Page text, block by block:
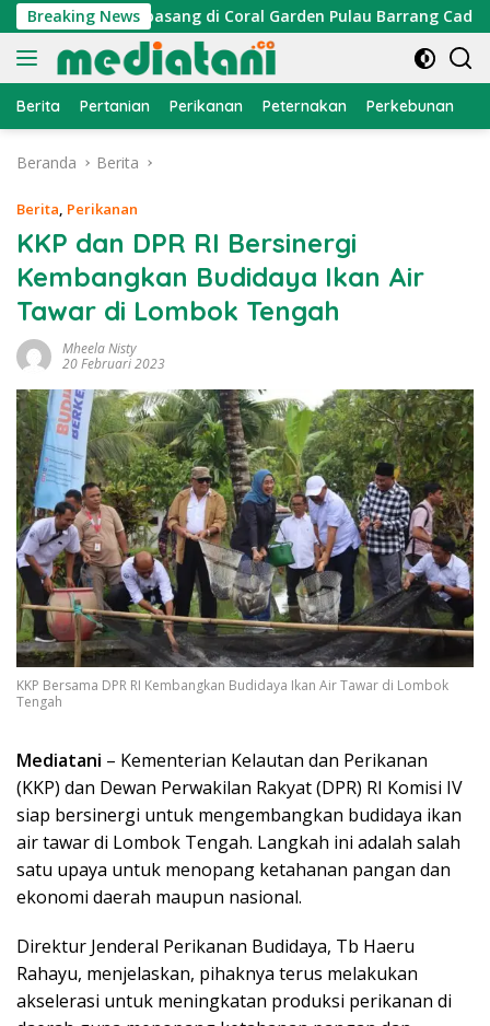
Langsung
ke
konten
Breaking News
Dipasang di Coral Garden Pulau Barrang Caddi
Berita Pertanian Perikanan Peternakan Perkebunan
Beranda Berita
Berita, Perikanan
KKP dan DPR RI Bersinergi
Kembangkan Budidaya Ikan Air
Tawar di Lombok Tengah
Mheela Nisty
20 Februari 2023
KKP Bersama DPR RI Kembangkan Budidaya Ikan Air Tawar di Lombok
Tengah
Mediatani – Kementerian Kelautan dan Perikanan
(KKP) dan Dewan Perwakilan Rakyat (DPR) RI Komisi IV
siap bersinergi untuk mengembangkan budidaya ikan
air tawar di Lombok Tengah. Langkah ini adalah salah
satu upaya untuk menopang ketahanan pangan dan
ekonomi daerah maupun nasional.
Direktur Jenderal Perikanan Budidaya, Tb Haeru
Rahayu, menjelaskan, pihaknya terus melakukan
akselerasi untuk meningkatan produksi perikanan di